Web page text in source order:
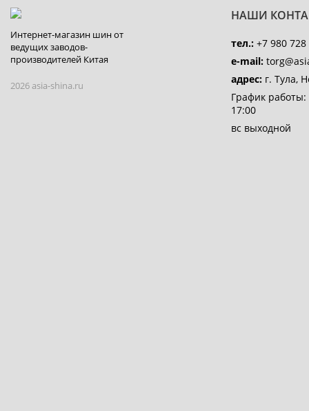
Интернет-магазин шин от
ведущих заводов-
производителей Китая
2026 asia-shina.ru
НАШИ
тел.: +7 980
e-mail:
адрес: г. Тула,
График работы:
17:00
вс выходной